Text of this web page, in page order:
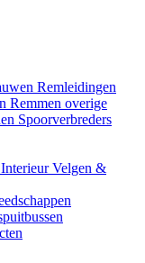
Remleidingen
Remmen overige
Spoorverbreders
InterieurVelgen &